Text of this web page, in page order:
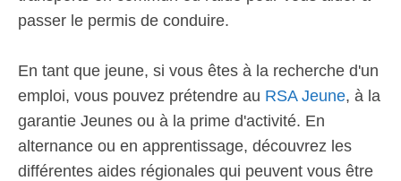
passer le permis de conduire.
En tant que jeune, si vous êtes à la recherche d'un
emploi, vous pouvez prétendre au RSA Jeune, à la
garantie Jeunes ou à la prime d'activité. En
alternance ou en apprentissage, découvrez les
différentes aides régionales qui peuvent vous être